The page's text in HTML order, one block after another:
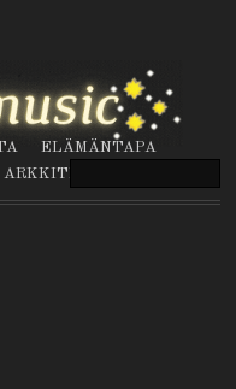
ELÄMÄNTAPA
ARKKITEHTUURI